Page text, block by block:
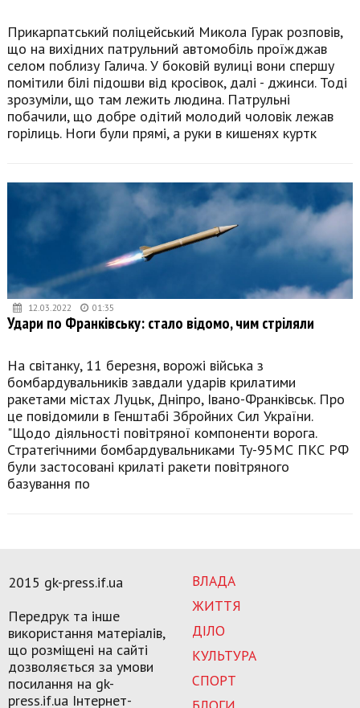
Прикарпатський поліцейський Микола Гурак розповів,
що на вихідних патрульний автомобіль проїжджав
селом поблизу Галича. У боковій вулиці вони спершу
помітили білі підошви від кросівок, далі - джинси. Тоді
зрозуміли, що там лежить людина. Патрульні
побачили, що добре одітий молодий чоловік лежав
горілиць. Ноги були прямі, а руки в кишенях куртк
12.03.2022 01:35
Удари по Франківську: стало відомо, чим стріляли
На світанку, 11 березня, ворожі війська з
бомбардувальників завдали ударів крилатими
ракетами містах Луцьк, Дніпро, Івано-Франківськ. Про
це повідомили в Генштабі Збройних Сил України.
"Щодо діяльності повітряної компоненти ворога.
Стратегічними бомбардувальниками Ту-95МС ПКС РФ
були застосовані крилаті ракети повітряного
базування по
ВЛАДА
ЖИТТЯ
ДІЛО
КУЛЬТУРА
СПОРТ
2015 gk-press.if.ua
Передрук та інше
використання матеріалів,
що розміщені на сайті
дозволяється за умови
посилання на gk-
press.if.ua Інтернет-